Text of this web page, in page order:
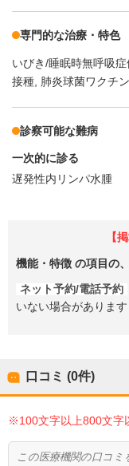
専門的な治療・特色
いびき/睡眠時無呼吸
接種 肺炎球菌ワクチ
診察可能な難病
一次的に診る
遅発性内リンパ水腫
【
機能・特徴 の項目の、
ネット予約/電話予約
いない場合があります
口コミ (0件)
※100文字以上800文字